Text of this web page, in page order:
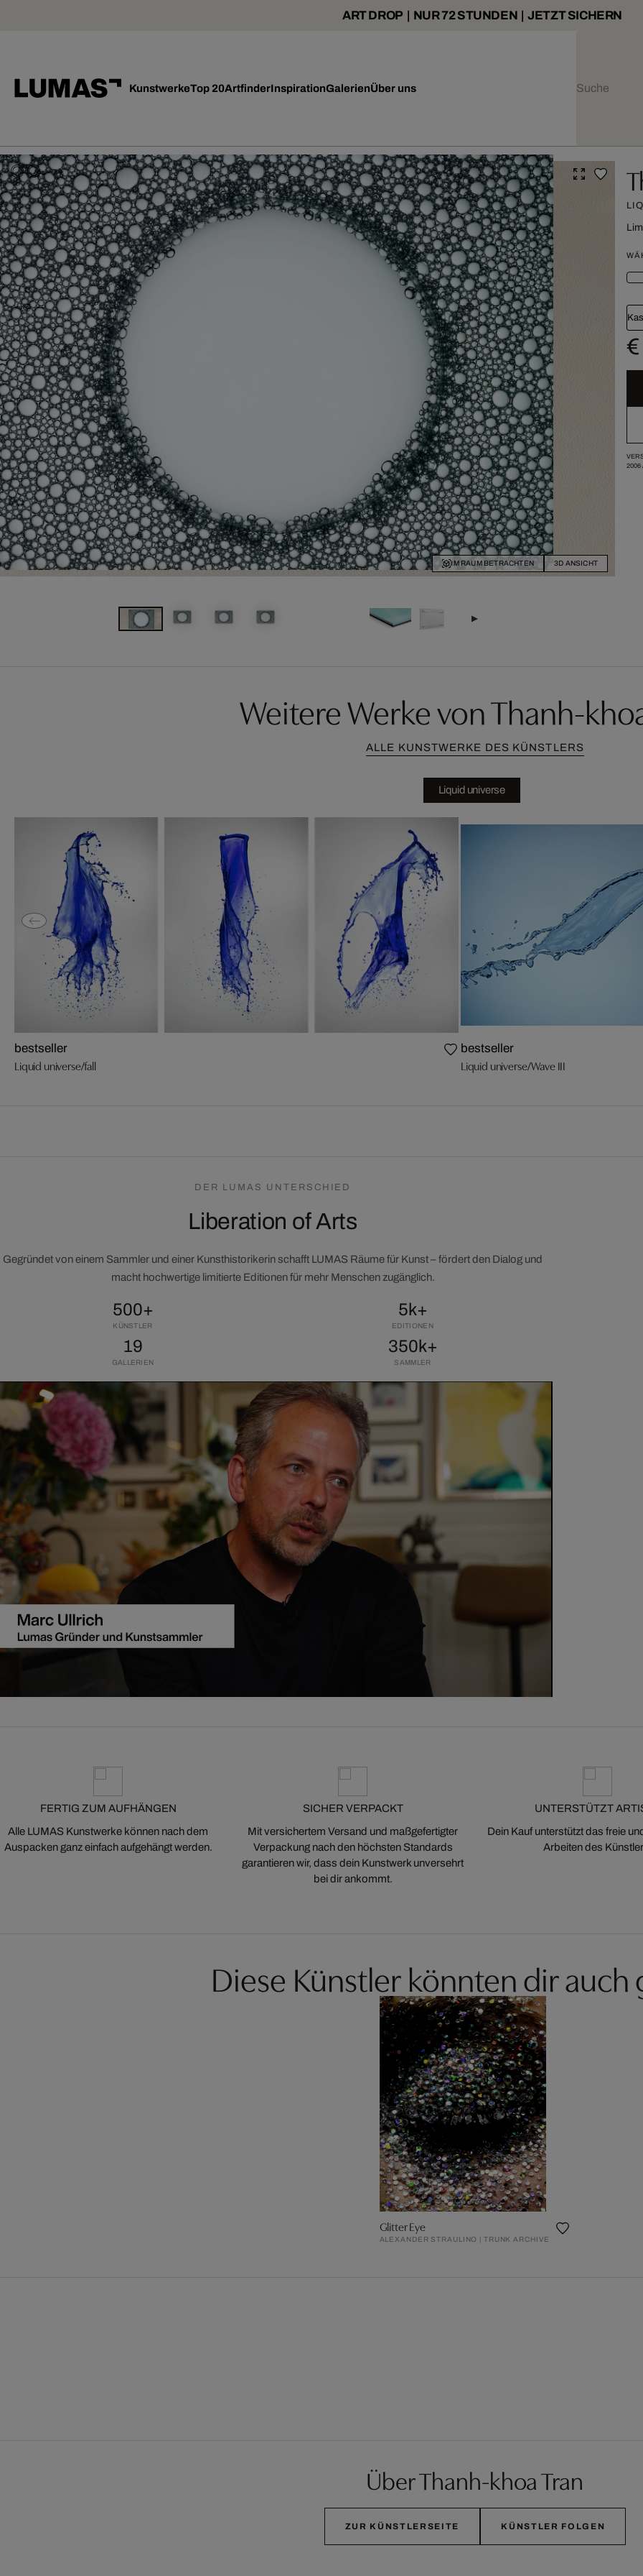
ART DROP | NUR 72 STUNDEN | JETZT SICHERN
KunstwerkeTop 20ArtfinderInspirationGalerienÜber uns
IM RAUM BETRACHTEN 3D ANSICHT
2006
Weitere Werke von Thanh-
ALLE KUNSTWERKE DES KÜNSTLERS
Liquid universe
bestseller
Liquid universe/fall
bestseller
Liquid universe/Wave III
DER LUMAS UNTERSCHIED
Liberation of Arts
Gegründet von einem Sammler und einer Kunsthistorikerin schafft LUMAS Räume für Kunst – fördert den Dialog und
macht hochwertige limitierte Editionen für mehr Menschen zugänglich.
500+
KÜNSTLER
5k+
EDITIONEN
19
GALLERIEN
350k+
SAMMLER
FERTIG ZUM AUFHÄNGEN
Alle LUMAS Kunstwerke können nach dem
Auspacken ganz einfach aufgehängt werden.
SICHER VERPACKT
Mit versichertem Versand und maßgefertigter
Verpackung nach den höchsten Standards
garantieren wir, dass dein Kunstwerk unversehrt
bei dir ankommt.
UNTERSTÜTZT
Dein Kauf unterstützt das freie
Arbeiten des
Diese Künstler könnten dir auch
Glitter Eye
ALEXANDER STRAULINO | TRUNK ARCHIVE
Über Thanh-khoa Tran
ZUR KÜNSTLERSEITE KÜNSTLER FOLGEN